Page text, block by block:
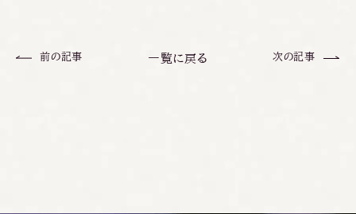
一覧に戻る
前の記事 次の記事